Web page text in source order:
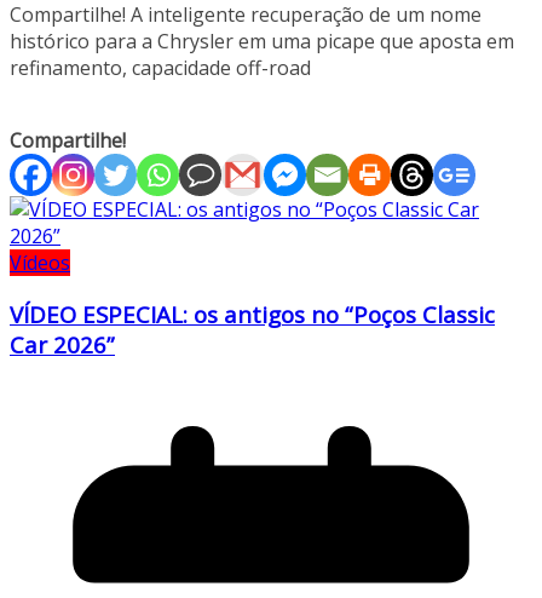
Compartilhe! A inteligente recuperação de um nome
histórico para a Chrysler em uma picape que aposta em
refinamento, capacidade off-road
Compartilhe!
Vídeos
VÍDEO ESPECIAL: os antigos no “Poços Classic
Car 2026”